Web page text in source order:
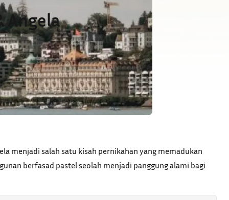
Angela
menjadi salah satu kisah pernikahan yang memadukan
berfasad pastel seolah menjadi panggung alami bagi